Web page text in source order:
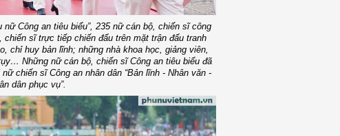
Công an tiêu biểu”, 235 nữ cán bộ, chiến sĩ công
sĩ trực tiếp chiến đấu trên mặt trận đấu tranh
chỉ huy bản lĩnh; những nhà khoa học, giảng viên,
Những nữ cán bộ, chiến sĩ Công an tiêu biểu đã
chiến sĩ Công an nhân dân “Bản lĩnh - Nhân văn -
dân phục vụ”.